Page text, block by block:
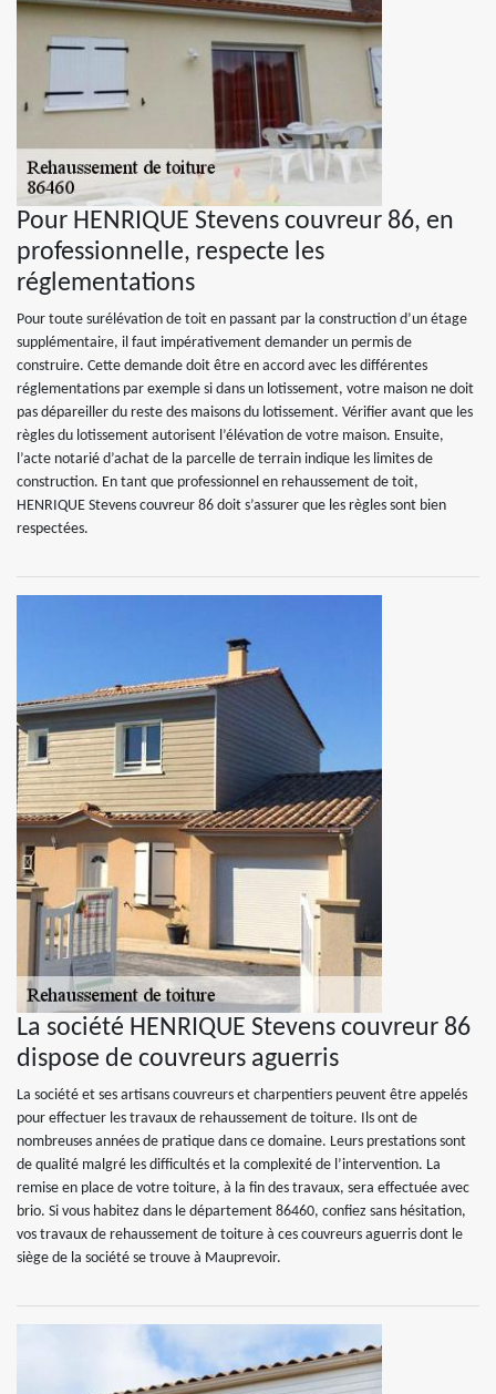
Pour HENRIQUE Stevens couvreur 86, en
professionnelle, respecte les
réglementations
Pour toute surélévation de toit en passant par la construction d’un étage
supplémentaire, il faut impérativement demander un permis de
construire. Cette demande doit être en accord avec les différentes
réglementations par exemple si dans un lotissement, votre maison ne doit
pas dépareiller du reste des maisons du lotissement. Vérifier avant que les
règles du lotissement autorisent l’élévation de votre maison. Ensuite,
l’acte notarié d’achat de la parcelle de terrain indique les limites de
construction. En tant que professionnel en rehaussement de toit,
HENRIQUE Stevens couvreur 86 doit s’assurer que les règles sont bien
respectées.
La société HENRIQUE Stevens couvreur 86
dispose de couvreurs aguerris
La société et ses artisans couvreurs et charpentiers peuvent être appelés
pour effectuer les travaux de rehaussement de toiture. Ils ont de
nombreuses années de pratique dans ce domaine. Leurs prestations sont
de qualité malgré les difficultés et la complexité de l’intervention. La
remise en place de votre toiture, à la fin des travaux, sera effectuée avec
brio. Si vous habitez dans le département 86460, confiez sans hésitation,
vos travaux de rehaussement de toiture à ces couvreurs aguerris dont le
siège de la société se trouve à Mauprevoir.